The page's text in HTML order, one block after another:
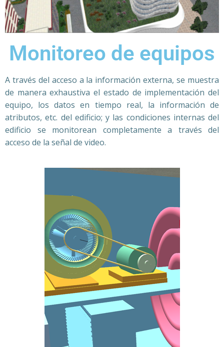
Monitoreo de equipos
A través del acceso a la información externa, se muestra
de manera exhaustiva el estado de implementación del
equipo, los datos en tiempo real, la información de
atributos, etc. del edificio; y las condiciones internas del
edificio se monitorean completamente a través del
acceso de la señal de video.